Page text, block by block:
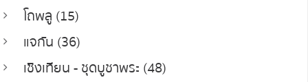
โถพลู (15)
แจกัน (36)
เชิงเทียน - ชุดบูชาพระ (48)